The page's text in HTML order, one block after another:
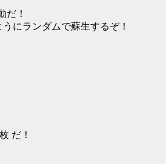
だ！
にランダムで蘇生するぞ！
だ！